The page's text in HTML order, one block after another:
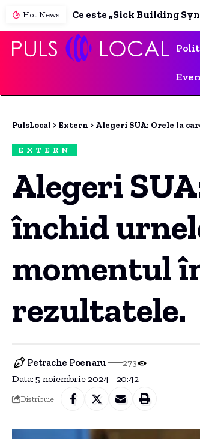
Hot News
Ce este „Sick Building Syndrome” și cum se manifestă. Semnele la care trebuie să fii atent.
PulsLocal > Extern > Alegeri SUA: Orele la
EXTERN
Alegeri
închid
momentul
rezultatele.
Data: 5 noiembrie 2024 - 20:42
Petrache Poenaru 273
Distribuie